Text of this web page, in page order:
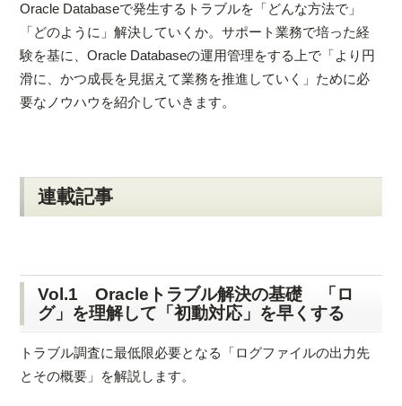
Oracle Databaseで発生するトラブルを「どんな方法で」
「どのように」解決していくか。サポート業務で培った経
験を基に、Oracle Databaseの運用管理をする上で「より円
滑に、かつ成長を見据えて業務を推進していく」ために必
要なノウハウを紹介していきます。
連載記事
Vol.1 Oracleトラブル解決の基礎 「ロ
グ」を理解して「初動対応」を早くする
トラブル調査に最低限必要となる「ログファイルの出力先
とその概要」を解説します。